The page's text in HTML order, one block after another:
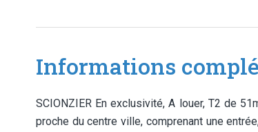
Informations
SCIONZIER En exclusivité, A louer, T2 de
proche du centre ville, comprenant une